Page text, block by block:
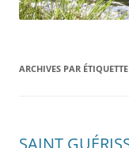
ARCHIVES PAR
SAINT